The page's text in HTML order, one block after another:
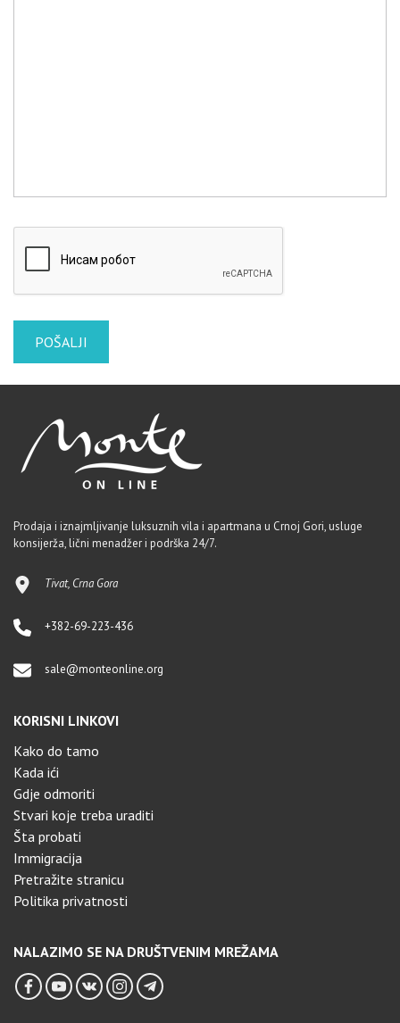
Prodaja i iznajmljivanje luksuznih vila i apartmana u Crnoj Gori, usluge
konsijerža, lični menadžer i podrška 24/7.
Tivat, Crna Gora
+382-69-223-436
sale@monteonline.org
KORISNI LINKOVI
Kako do tamo
Kada ići
Gdje odmoriti
Stvari koje treba uraditi
Šta probati
Immigracija
Pretražite stranicu
Politika privatnosti
NALAZIMO SE NA DRUŠTVENIM MREŽAMA